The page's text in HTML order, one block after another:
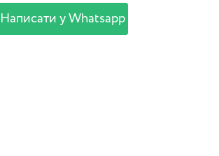
Написати у Whatsapp